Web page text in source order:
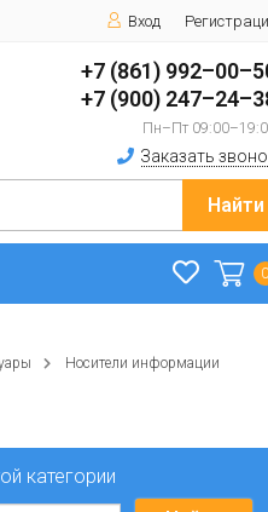
Вход
+7 (861)
+7 (900)
Пн–Пт
Заказать
Найти
Носители информации
категории